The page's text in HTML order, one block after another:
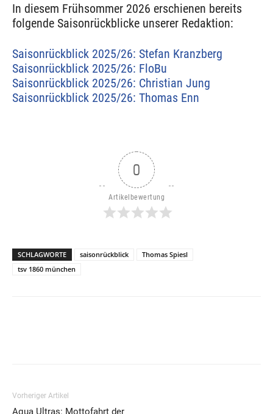
In diesem Frühsommer 2026 erschienen bereits
folgende Saisonrückblicke unserer Redaktion:
Saisonrückblick 2025/26: Stefan Kranzberg
Saisonrückblick 2025/26: FloBu
Saisonrückblick 2025/26: Christian Jung
Saisonrückblick 2025/26: Thomas Enn
0
Artikelbewertung
SCHLAGWORTE saisonrückblick
Thomas Spiesl
tsv 1860 münchen
Vorheriger Artikel
Aqua Ultras: Mottofahrt der